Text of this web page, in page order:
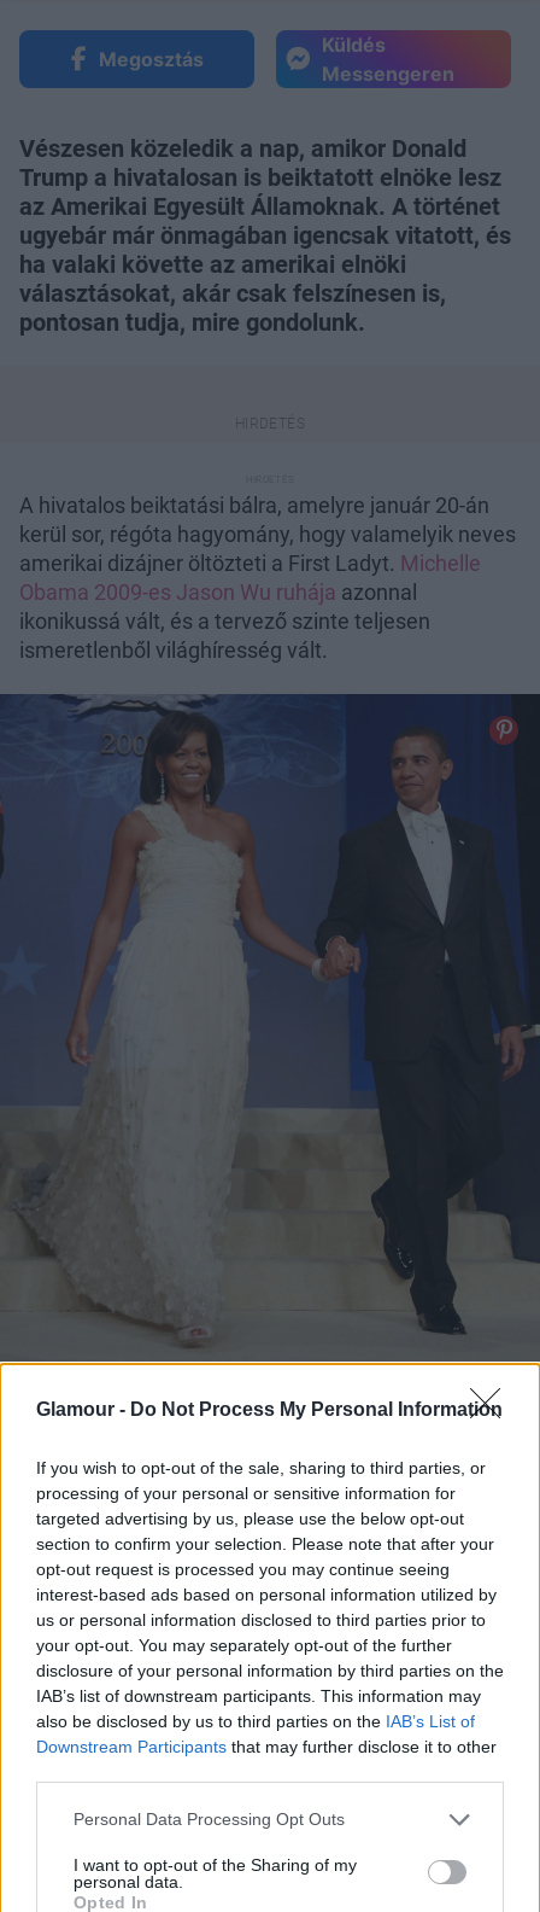
Glamour - Do Not Process My Personal Information
If you wish to opt-out of the sale, sharing to third parties, or
processing of your personal or sensitive information for
targeted advertising by us, please use the below opt-out
section to confirm your selection. Please note that after your
opt-out request is processed you may continue seeing
interest-based ads based on personal information utilized by
us or personal information disclosed to third parties prior to
your opt-out. You may separately opt-out of the further
disclosure of your personal information by third parties on the
IAB’s list of downstream participants. This information may
also be disclosed by us to third parties on the IAB’s List of
Downstream Participants that may further disclose it to other
Please note that this website/app uses one or more Google
not limited to your visit or usage behaviour. You may click to
grant or deny consent to Google and its third-party tags to
Personal Data Processing Opt Outs
I want to opt-out of the Sharing of my
personal data.
Opted In
Megosztás
Küldés
Messengeren
Vészesen közeledik a nap, amikor Donald
Trump a hivatalosan is beiktatott elnöke lesz
az Amerikai Egyesült Államoknak. A történet
ugyebár már önmagában igencsak vitatott, és
ha valaki követte az amerikai elnöki
választásokat, akár csak felszínesen is,
pontosan tudja, mire gondolunk.
A hivatalos beiktatási bálra, amelyre január 20-án
kerül sor, régóta hagyomány, hogy valamelyik neves
amerikai dizájner öltözteti a First Ladyt. Michelle
Obama 2009-es Jason Wu ruhája azonnal
ikonikussá vált, és a tervező szinte teljesen
ismeretlenből világhíresség vált.
Fotó:rex/puzzlepix
Melania Trump kapcsán viszont óriási viták
alakultak ki a divattervezők között, számos dizájner
nyíltan vállalta, hogy elnöknek választott férje
arrogáns, botrányos kijelentései és erőszakos
Minkoff, a Kenzo, a 3.1 Phillip Lim, Derek Lam, Tom